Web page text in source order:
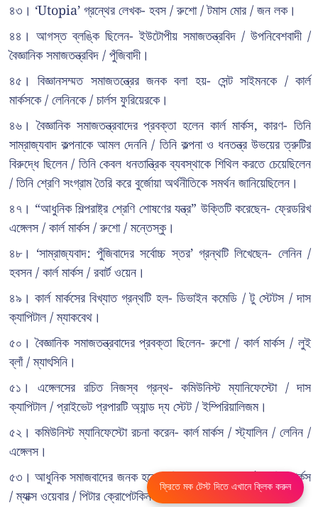
৪৩। ‘Utopia’ গ্রন্থের লেখক- হবস / রুশো / টমাস মোর / জন লক।
৪৪। আগস্ত ব্লঙ্কি ছিলেন- ইউটোপীয় সমাজতন্ত্রবিদ / উপনিবেশবাদী /
বৈজ্ঞানিক সমাজতন্ত্রবিদ / পুঁজিবাদী।
৪৫। বিজ্ঞানসম্মত সমাজতন্ত্রের জনক বলা হয়- সেন্ট সাইমনকে / কার্ল
মার্কসকে / লেনিনকে / চার্লস ফুরিয়েরকে।
৪৬। বৈজ্ঞানিক সমাজতন্ত্রবাদের প্রবক্তা হলেন কার্ল মার্কস, কারণ- তিনি
সাম্রাজ্যবাদ কল্পনাকে আমল দেননি / তিনি কল্পনা ও ধনতন্ত্র উভয়ের ত্রুটির
বিরুদ্ধে ছিলেন / তিনি কেবল ধনতান্ত্রিক ব্যবস্থাকে শিথিল করতে চেয়েছিলেন
/ তিনি শ্রেণি সংগ্রাম তৈরি করে বুর্জোয়া অর্থনীতিকে সমর্থন জানিয়েছিলেন।
৪৭। “আধুনিক শিল্পরাষ্ট্র শ্রেণি শোষণের যন্ত্র” উক্তিটি করেছেন- ফ্রেডরিখ
এঙ্গেলস / কার্ল মার্কস / রুশো / মন্তেস্কু।
৪৮। ‘সাম্রাজ্যবাদ: পুঁজিবাদের সর্বোচ্চ স্তর’ গ্রন্থটি লিখেছেন- লেনিন /
হবসন / কার্ল মার্কস / রবার্ট ওয়েন।
৪৯। কার্ল মার্কসের বিখ্যাত গ্রন্থটি হল- ডিভাইন কমেডি / টু স্টেটস / দাস
ক্যাপিটাল / ম্যাকবেথ।
৫০। বৈজ্ঞানিক সমাজতন্ত্রবাদের প্রবক্তা ছিলেন- রুশো / কার্ল মার্কস / লুই
ব্লাঁ / ম্যাৎসিনি।
৫১। এঙ্গেলসের রচিত নিজস্ব গ্রন্থ- কমিউনিস্ট ম্যানিফেস্টো / দাস
ক্যাপিটাল / প্রাইভেট প্রপারটি অ্যান্ড দ্য স্টেট / ইম্পিরিয়ালিজম।
৫২। কমিউনিস্ট ম্যানিফেস্টো রচনা করেন- কার্ল মার্কস / স্ট্যালিন / লেনিন /
এঙ্গেলস।
৫৩। আধুনিক সমাজবাদের জনক হলেন- পিয়ের জোসেফ / কার্ল হেনরিখ মার্কস
/ ম্যাক্স ওয়েবার / পিটার ক্রোপেটকিন।ফ্রিতে মক টেস্ট দিতে এখানে ক্লিক করুন